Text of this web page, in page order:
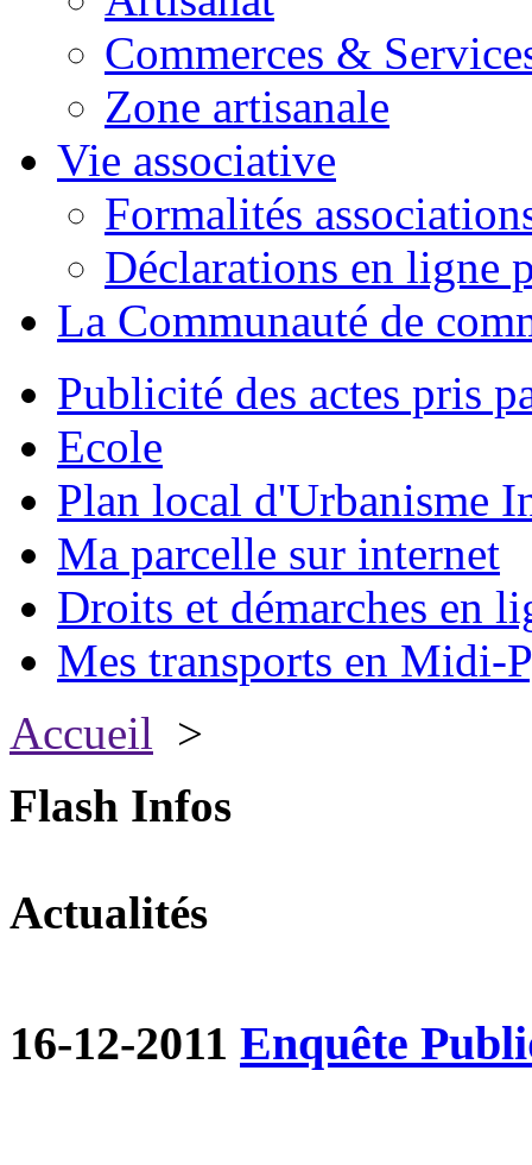
Commerces &
Zone artisanale
Vie associative
Formalités
Déclarations en ligne
La Communauté de
Publicité des actes pris
Ecole
Plan local d'Urbanisme
Ma parcelle sur internet
Droits et démarches en
Mes transports en Midi-
Accueil >
Flash Infos
Actualités
16-12-2011 Enquête